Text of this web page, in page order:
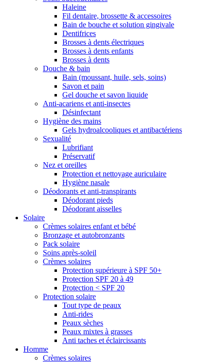
Haleine
Fil dentaire, brossette & accessoires
Bain de bouche et solution gingivale
Dentifrices
Brosses à dents électriques
Brosses à dents enfants
Brosses à dents
Douche & bain
Bain (moussant, huile, sels, soins)
Savon et pain
Gel douche et savon liquide
Anti-acariens et anti-insectes
Désinfectant
Hygiène des mains
Gels hydroalcooliques et antibactériens
Sexualité
Lubrifiant
Préservatif
Nez et oreilles
Protection et nettoyage auriculaire
Hygiène nasale
Déodorants et anti-transpirants
Déodorant pieds
Déodorant aisselles
Solaire
Crèmes solaires enfant et bébé
Bronzage et autobronzants
Pack solaire
Soins après-soleil
Crèmes solaires
Protection supérieure à SPF 50+
Protection SPF 20 à 49
Protection < SPF 20
Protection solaire
Tout type de peaux
Anti-rides
Peaux sèches
Peaux mixtes à grasses
Anti taches et éclaircissants
Homme
Crèmes solaires